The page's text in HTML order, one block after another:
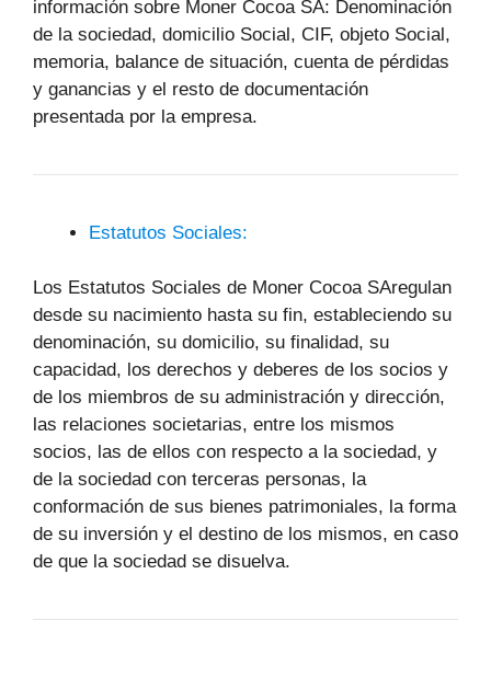
información sobre Moner Cocoa SA: Denominación
de la sociedad, domicilio Social, CIF, objeto Social,
memoria, balance de situación, cuenta de pérdidas
y ganancias y el resto de documentación
presentada por la empresa.
Estatutos Sociales:
Los Estatutos Sociales de Moner Cocoa SAregulan
desde su nacimiento hasta su fin, estableciendo su
denominación, su domicilio, su finalidad, su
capacidad, los derechos y deberes de los socios y
de los miembros de su administración y dirección,
las relaciones societarias, entre los mismos
socios, las de ellos con respecto a la sociedad, y
de la sociedad con terceras personas, la
conformación de sus bienes patrimoniales, la forma
de su inversión y el destino de los mismos, en caso
de que la sociedad se disuelva.